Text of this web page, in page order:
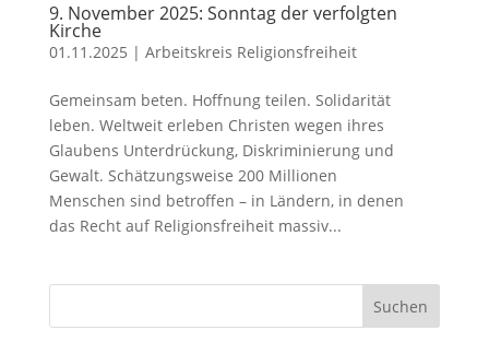
9. November 2025: Sonntag der verfolgten
Kirche
01.11.2025 | Arbeitskreis Religionsfreiheit
Gemeinsam beten. Hoffnung teilen. Solidarität
leben. Weltweit erleben Christen wegen ihres
Glaubens Unterdrückung, Diskriminierung und
Gewalt. Schätzungsweise 200 Millionen
Menschen sind betroffen – in Ländern, in denen
das Recht auf Religionsfreiheit massiv...
Suchen